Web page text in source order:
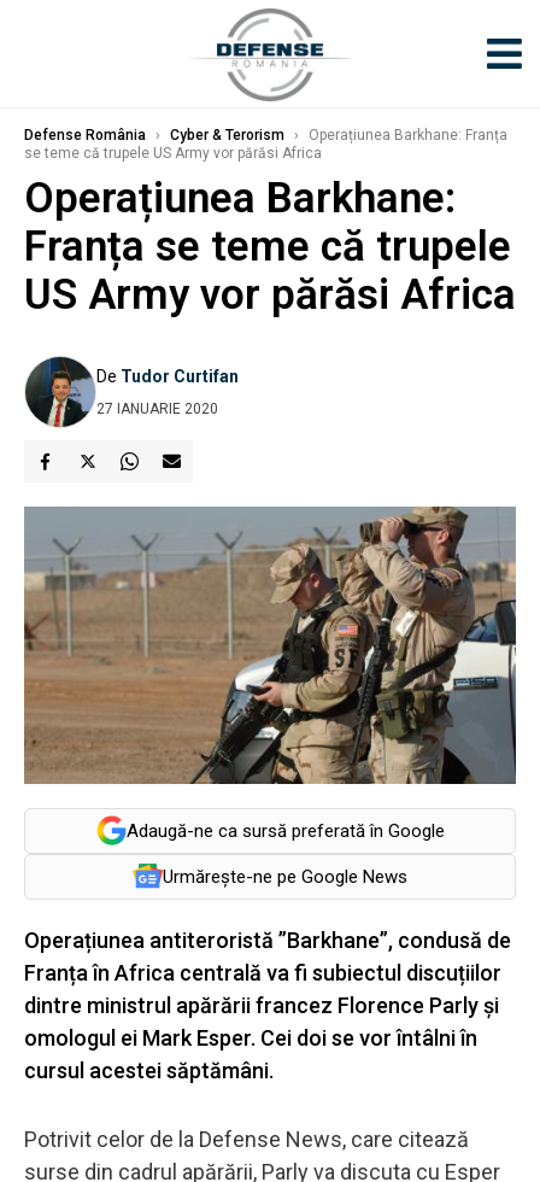
Defense România › Cyber & Terorism ›
Operațiunea Barkhane: Franța
se teme că trupele US Army vor părăsi Africa
Operațiunea Barkhane:
Franța se teme că trupele
US Army vor părăsi Africa
De Tudor Curtifan
27 IANUARIE 2020
Adaugă-ne ca sursă preferată în Google
Urmărește-ne pe Google News
Operațiunea antiteroristă ”Barkhane”, condusă de
Franța în Africa centrală va fi subiectul discuțiilor
dintre ministrul apărării francez Florence Parly și
omologul ei Mark Esper. Cei doi se vor întâlni în
cursul acestei săptămâni.
Potrivit celor de la Defense News, care citează
surse din cadrul apărării, Parly va discuta cu Esper